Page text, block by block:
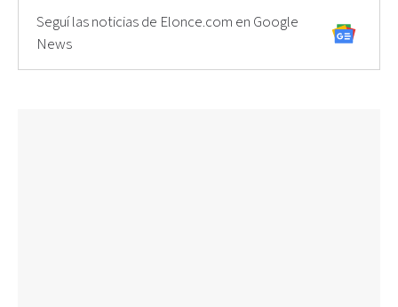
Seguí las noticias de Elonce.com en Google
News